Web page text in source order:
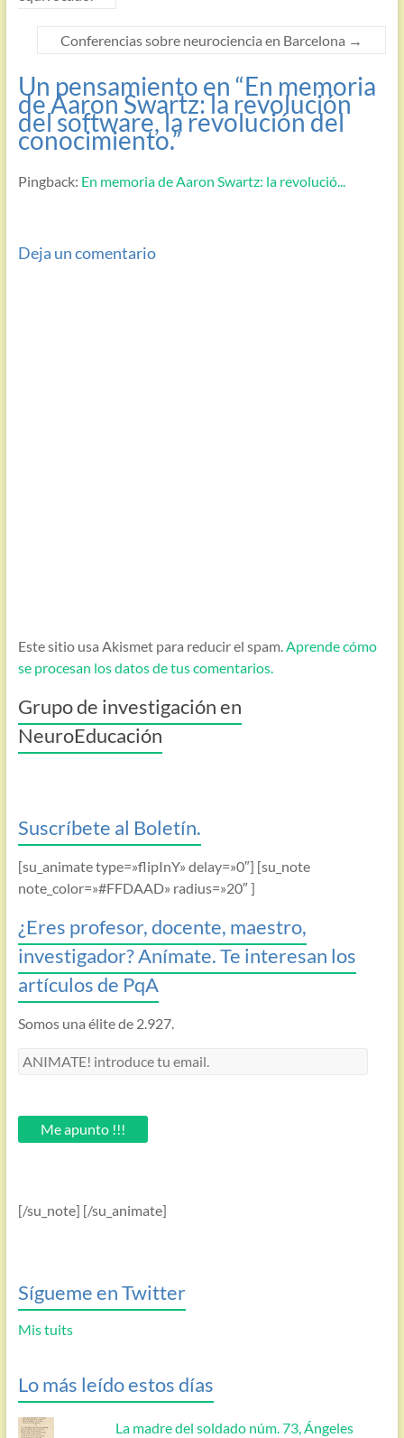
Conferencias sobre neurociencia en Barcelona →
Un pensamiento en “En memoria
de Aaron Swartz: la revolución
del software, la revolución del
conocimiento.”
Pingback: En memoria de Aaron Swartz: la revolució...
Deja un comentario
Este sitio usa Akismet para reducir el spam.Aprende cómo
se procesan los datos de tus comentarios.
Grupo de investigación en
NeuroEducación
Suscríbete al Boletín.
[su_animate type=»flipInY» delay=»0″] [su_note
note_color=»#FFDAAD» radius=»20″ ]
¿Eres profesor, docente, maestro,
investigador? Anímate. Te interesan los
artículos de PqA
Somos una élite de 2.927.
ANIMATE!
email.Me apunto !!!
[/su_note] [/su_animate]
Sígueme en Twitter
Mis tuits
Lo más leído estos días
La madre del soldado núm. 73, Ángeles